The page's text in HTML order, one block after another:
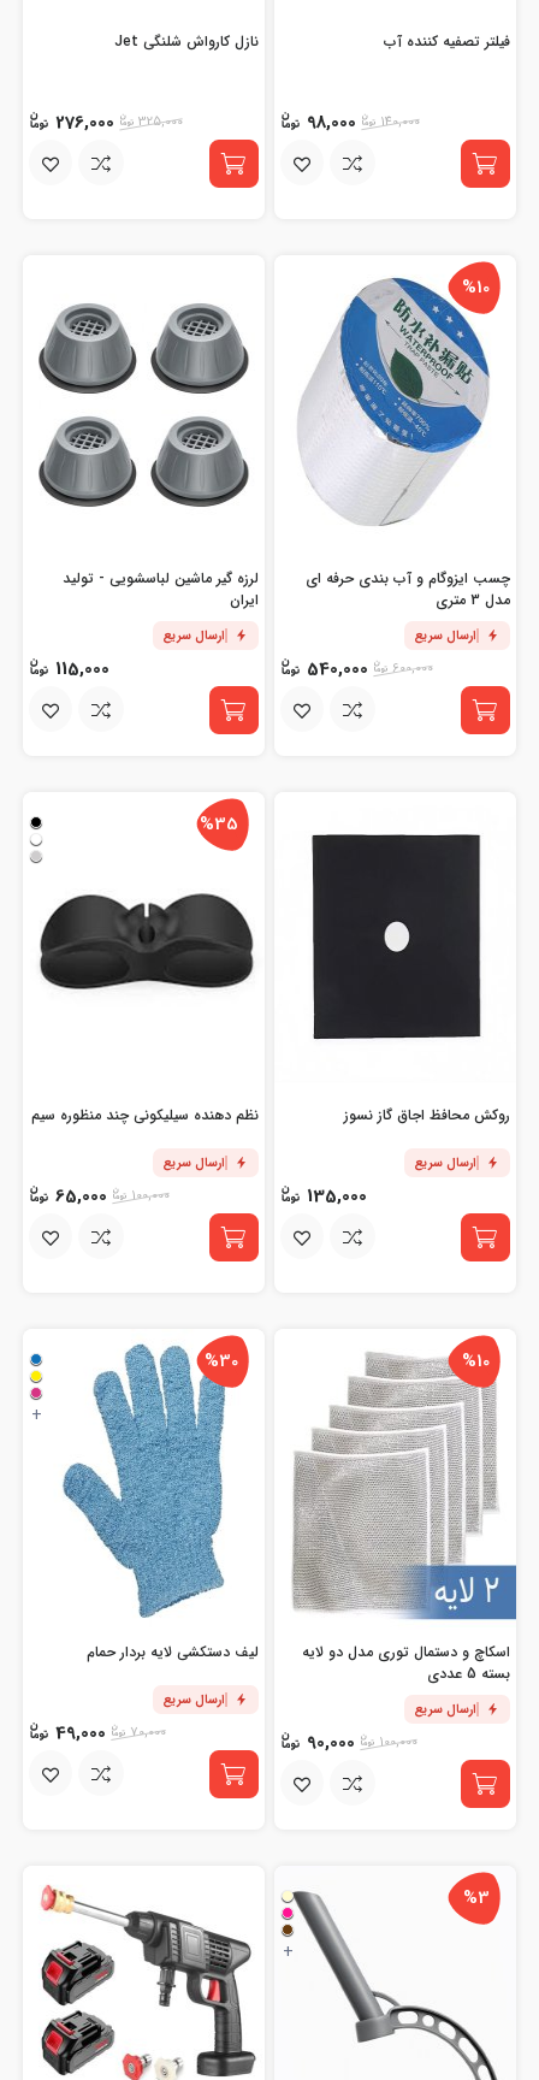
فیلتر تصفیه کننده آب
140,000
98,000
نازل کارواش شلنگی Jet
325,000
276,000
%10
چسب ایزوگام و آب بندی حرفه ای
مدل 3 متری
ارسال سریع
600,000
540,000
لرزه گیر ماشین لباسشویی - تولید
ایران
ارسال سریع
115,000
روکش محافظ اجاق گاز نسوز
ارسال سریع
135,000
%35
نظم دهنده سیلیکونی چند منظوره سیم
ارسال سریع
100,000
65,000
%10
اسکاچ و دستمال توری مدل دو لایه
بسته 5 عددی
ارسال سریع
100,000
90,000
%30
+
لیف دستکشی لایه بردار حمام
ارسال سریع
70,000
49,000
%3
+